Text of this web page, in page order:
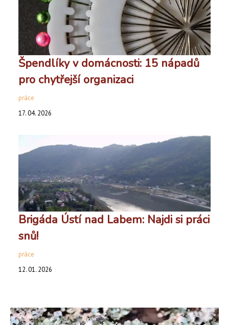
Špendlíky v domácnosti: 15 nápadů
pro chytřejší organizaci
práce
17. 04. 2026
Brigáda Ústí nad Labem: Najdi si práci
snů!
práce
12. 01. 2026